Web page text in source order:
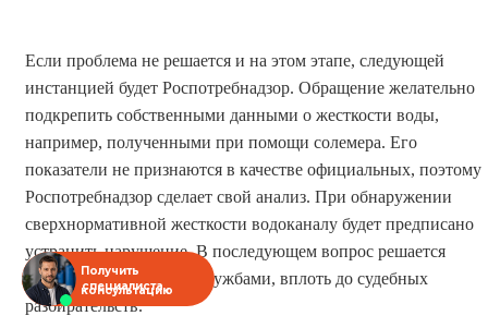
Если проблема не решается и на этом этапе, следующей
инстанцией будет Роспотребнадзор. Обращение желательно
подкрепить собственными данными о жесткости воды,
например, полученными при помощи солемера. Его
показатели не признаются в качестве официальных, поэтому
Роспотребнадзор сделает свой анализ. При обнаружении
сверхнормативной жесткости водоканалу будет предписано
устранить нарушение. В последующем вопрос решается
между официальными службами, вплоть до судебных
разбирательств.
Получить
консультацию
специалиста